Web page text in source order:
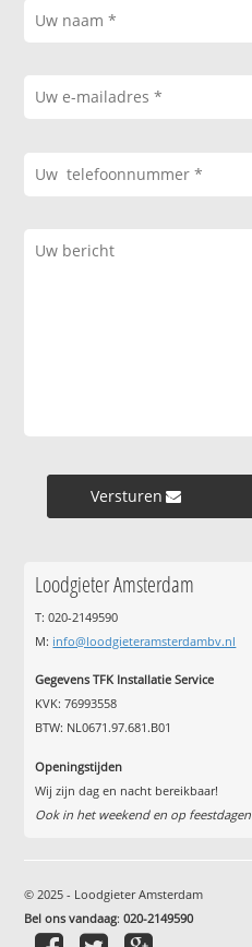
Versturen »
Loodgieter Amsterdam
T: 020-2149590
M: info@loodgieteramsterdambv.nl
Gegevens TFK Installatie Service
KVK: 76993558
BTW: NL0671.97.681.B01
Openingstijden
Wij zijn dag en nacht bereikbaar!
Ook in het weekend en op feestdagen
© 2025 - Loodgieter Amsterdam
Bel ons vandaag:020-2149590